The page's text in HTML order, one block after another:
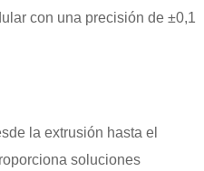
con una precisión de ±0,1
la extrusión hasta el
soluciones